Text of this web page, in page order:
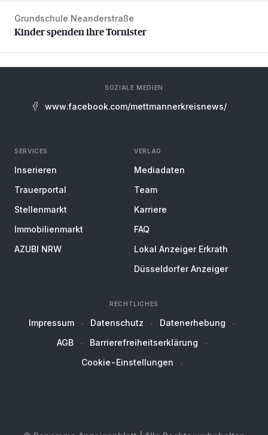
Kinder spenden ihre Tornister
Grundschule Neanderstraße
Kinder spenden ihre Tornister
SOZIALE MEDIEN
www.facebook.com/mettmannerkreisnews/
SERVICES
Inserieren
Trauerportal
Stellenmarkt
Immobilienmarkt
AZUBI NRW
VERLAG
Mediadaten
Team
Karriere
FAQ
Lokal Anzeiger Erkrath
Düsseldorfer Anzeiger
RECHTLICHES
Impressum Datenschutz
Datenerhebung
AGB
Barrierefreiheitserklärung
Cookie-Einstellungen